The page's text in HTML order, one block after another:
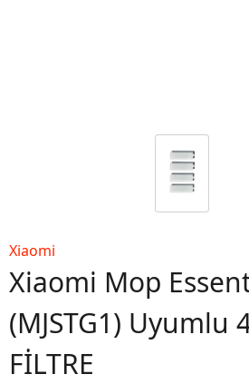
Xiaomi
Xiaomi Mop
(MJSTG1) Uyumlu
FİLTRE